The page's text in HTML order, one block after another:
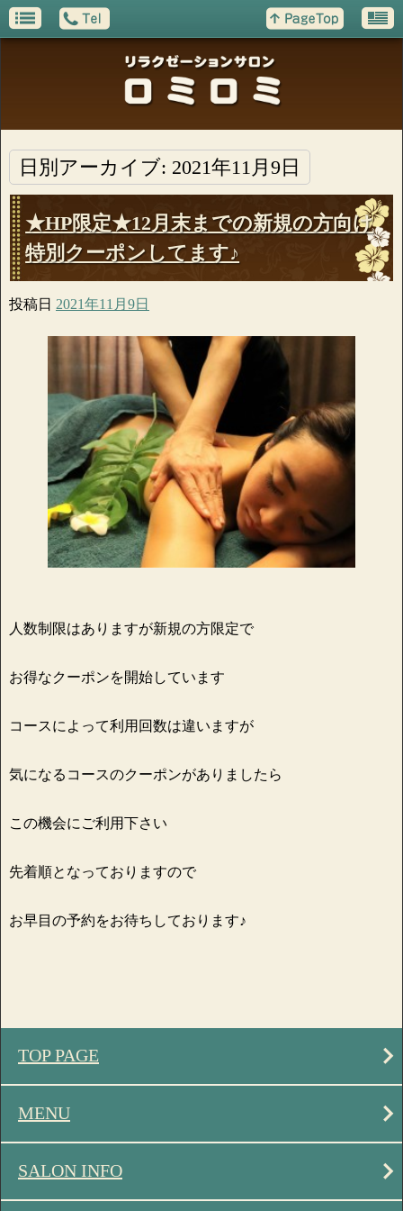
日別アーカイブ: 2021年11月9日
★HP限定★12月末までの新規の方向け
特別クーポンしてます♪
投稿日 2021年11月9日
人数制限はありますが新規の方限定で
お得なクーポンを開始しています
コースによって利用回数は違いますが
気になるコースのクーポンがありましたら
この機会にご利用下さい
先着順となっておりますので
お早目の予約をお待ちしております♪
TOP PAGE
MENU
SALON INFO